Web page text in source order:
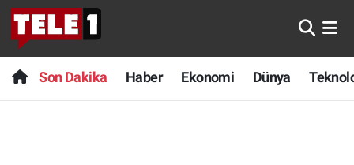
Son Dakika Haber Ekonomi Dünya
Anında Manşet
Başka Sohbetler
Son Dakika
Haber
Nöbetçi Eczaneler
Hava Durumu